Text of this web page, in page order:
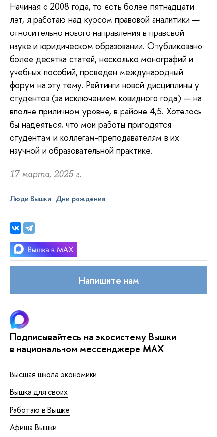
Начиная с 2008 года, то есть более пятнадцати
лет, я работаю над курсом правовой аналитики —
относительно нового направления в правовой
науке и юридическом образовании. Опубликовано
более десятка статей, несколько монографий и
учебных пособий, проведен международный
форум на эту тему. Рейтинги новой дисциплины у
студентов (за исключением ковидного года) — на
вполне приличном уровне, в районе 4,5. Хотелось
бы надеяться, что мои работы пригодятся
студентам и коллегам-преподавателям в их
научной и образовательной практике.
17 марта, 2025 г.
Люди Вышки Дни рождения
Напишите нам
Подписывайтесь на экосистему Вышки
в национальном мессенджере MAX
Высшая школа экономики
Вышка для своих
Работаю в Вышке
Афиша Вышки